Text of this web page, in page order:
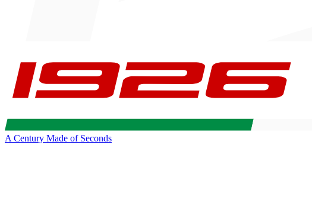
A Century Made of Seconds